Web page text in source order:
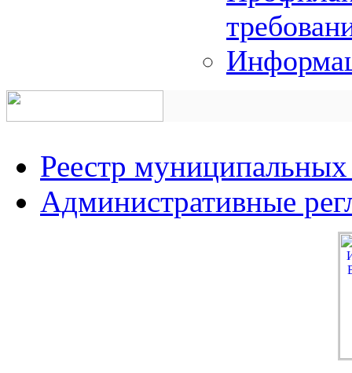
Реестр муниципальных
Административные